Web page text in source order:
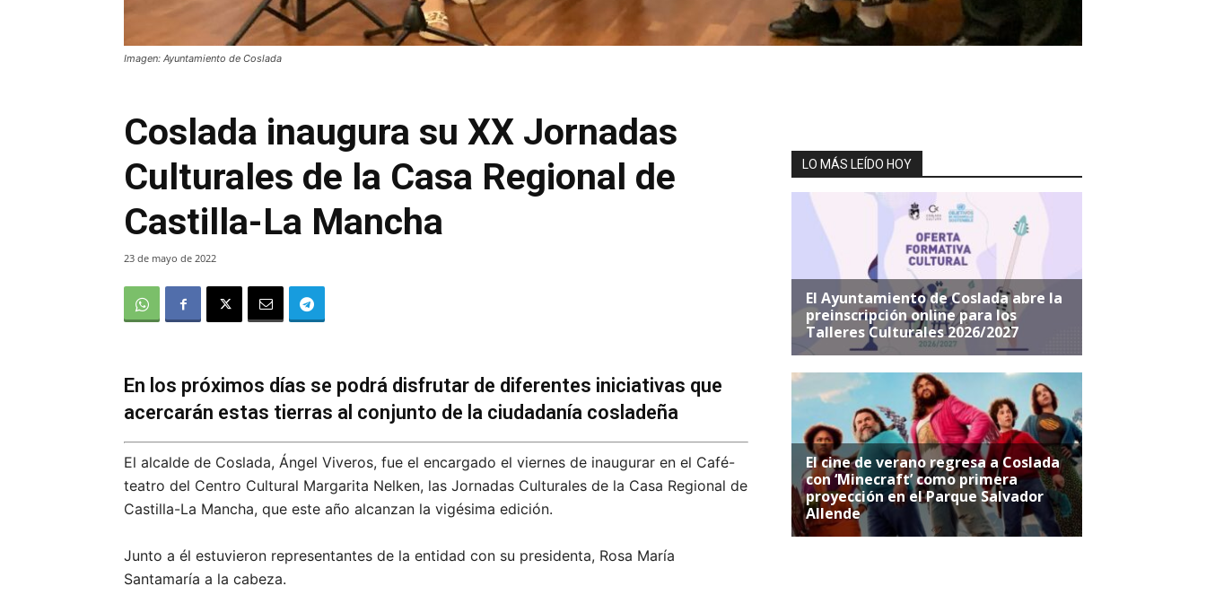
Imagen: Ayuntamiento de Coslada
Coslada inaugura su XX Jornadas
Culturales de la Casa Regional de
Castilla-La Mancha
23 de mayo de 2022
En los próximos días se podrá disfrutar de diferentes iniciativas que
acercarán estas tierras al conjunto de la ciudadanía cosladeña
El alcalde de Coslada, Ángel Viveros, fue el encargado el viernes de inaugurar en el Café-
teatro del Centro Cultural Margarita Nelken, las Jornadas Culturales de la Casa Regional de
Castilla-La Mancha, que este año alcanzan la vigésima edición.
Junto a él estuvieron representantes de la entidad con su presidenta, Rosa María
Santamaría a la cabeza.
LO MÁS LEÍDO HOY